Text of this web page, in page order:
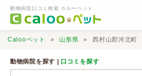
動物病院口コミ検索 カルーペット
Calooペット 山形県 西村山郡河北町
動物病院を探す | 口コミを探す